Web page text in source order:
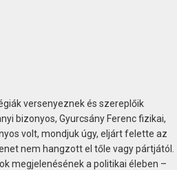
versenyeznek és szereplőik
bizonyos, Gyurcsány Ferenc fizikai,
volt, mondjuk úgy, eljárt felette az
nem hangzott el tőle vagy pártjától.
megjelenésének a politikai éleben –